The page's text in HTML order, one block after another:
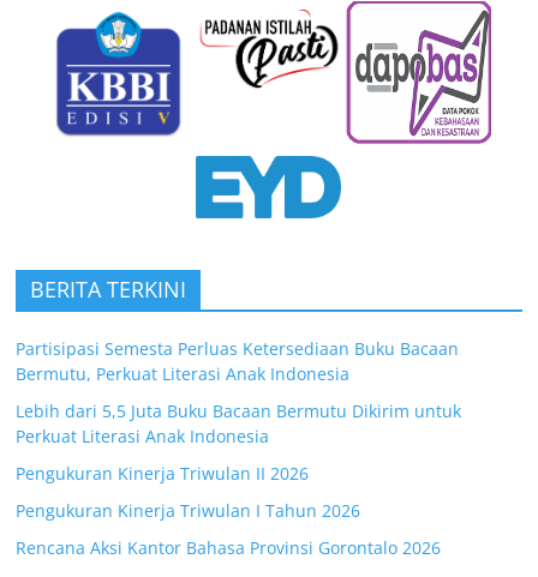
BERITA TERKINI
Partisipasi Semesta Perluas Ketersediaan Buku Bacaan
Bermutu, Perkuat Literasi Anak Indonesia
Lebih dari 5,5 Juta Buku Bacaan Bermutu Dikirim untuk
Perkuat Literasi Anak Indonesia
Pengukuran Kinerja Triwulan II 2026
Pengukuran Kinerja Triwulan I Tahun 2026
Rencana Aksi Kantor Bahasa Provinsi Gorontalo 2026